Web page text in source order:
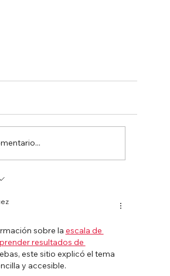
parison en la extrusión
sobre la escala de
resultados de
este sitio explicó el tema
y accesible.